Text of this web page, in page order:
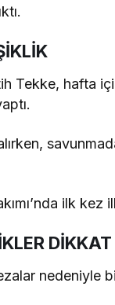
Tekke, hafta
ilk kez
nedeniyle